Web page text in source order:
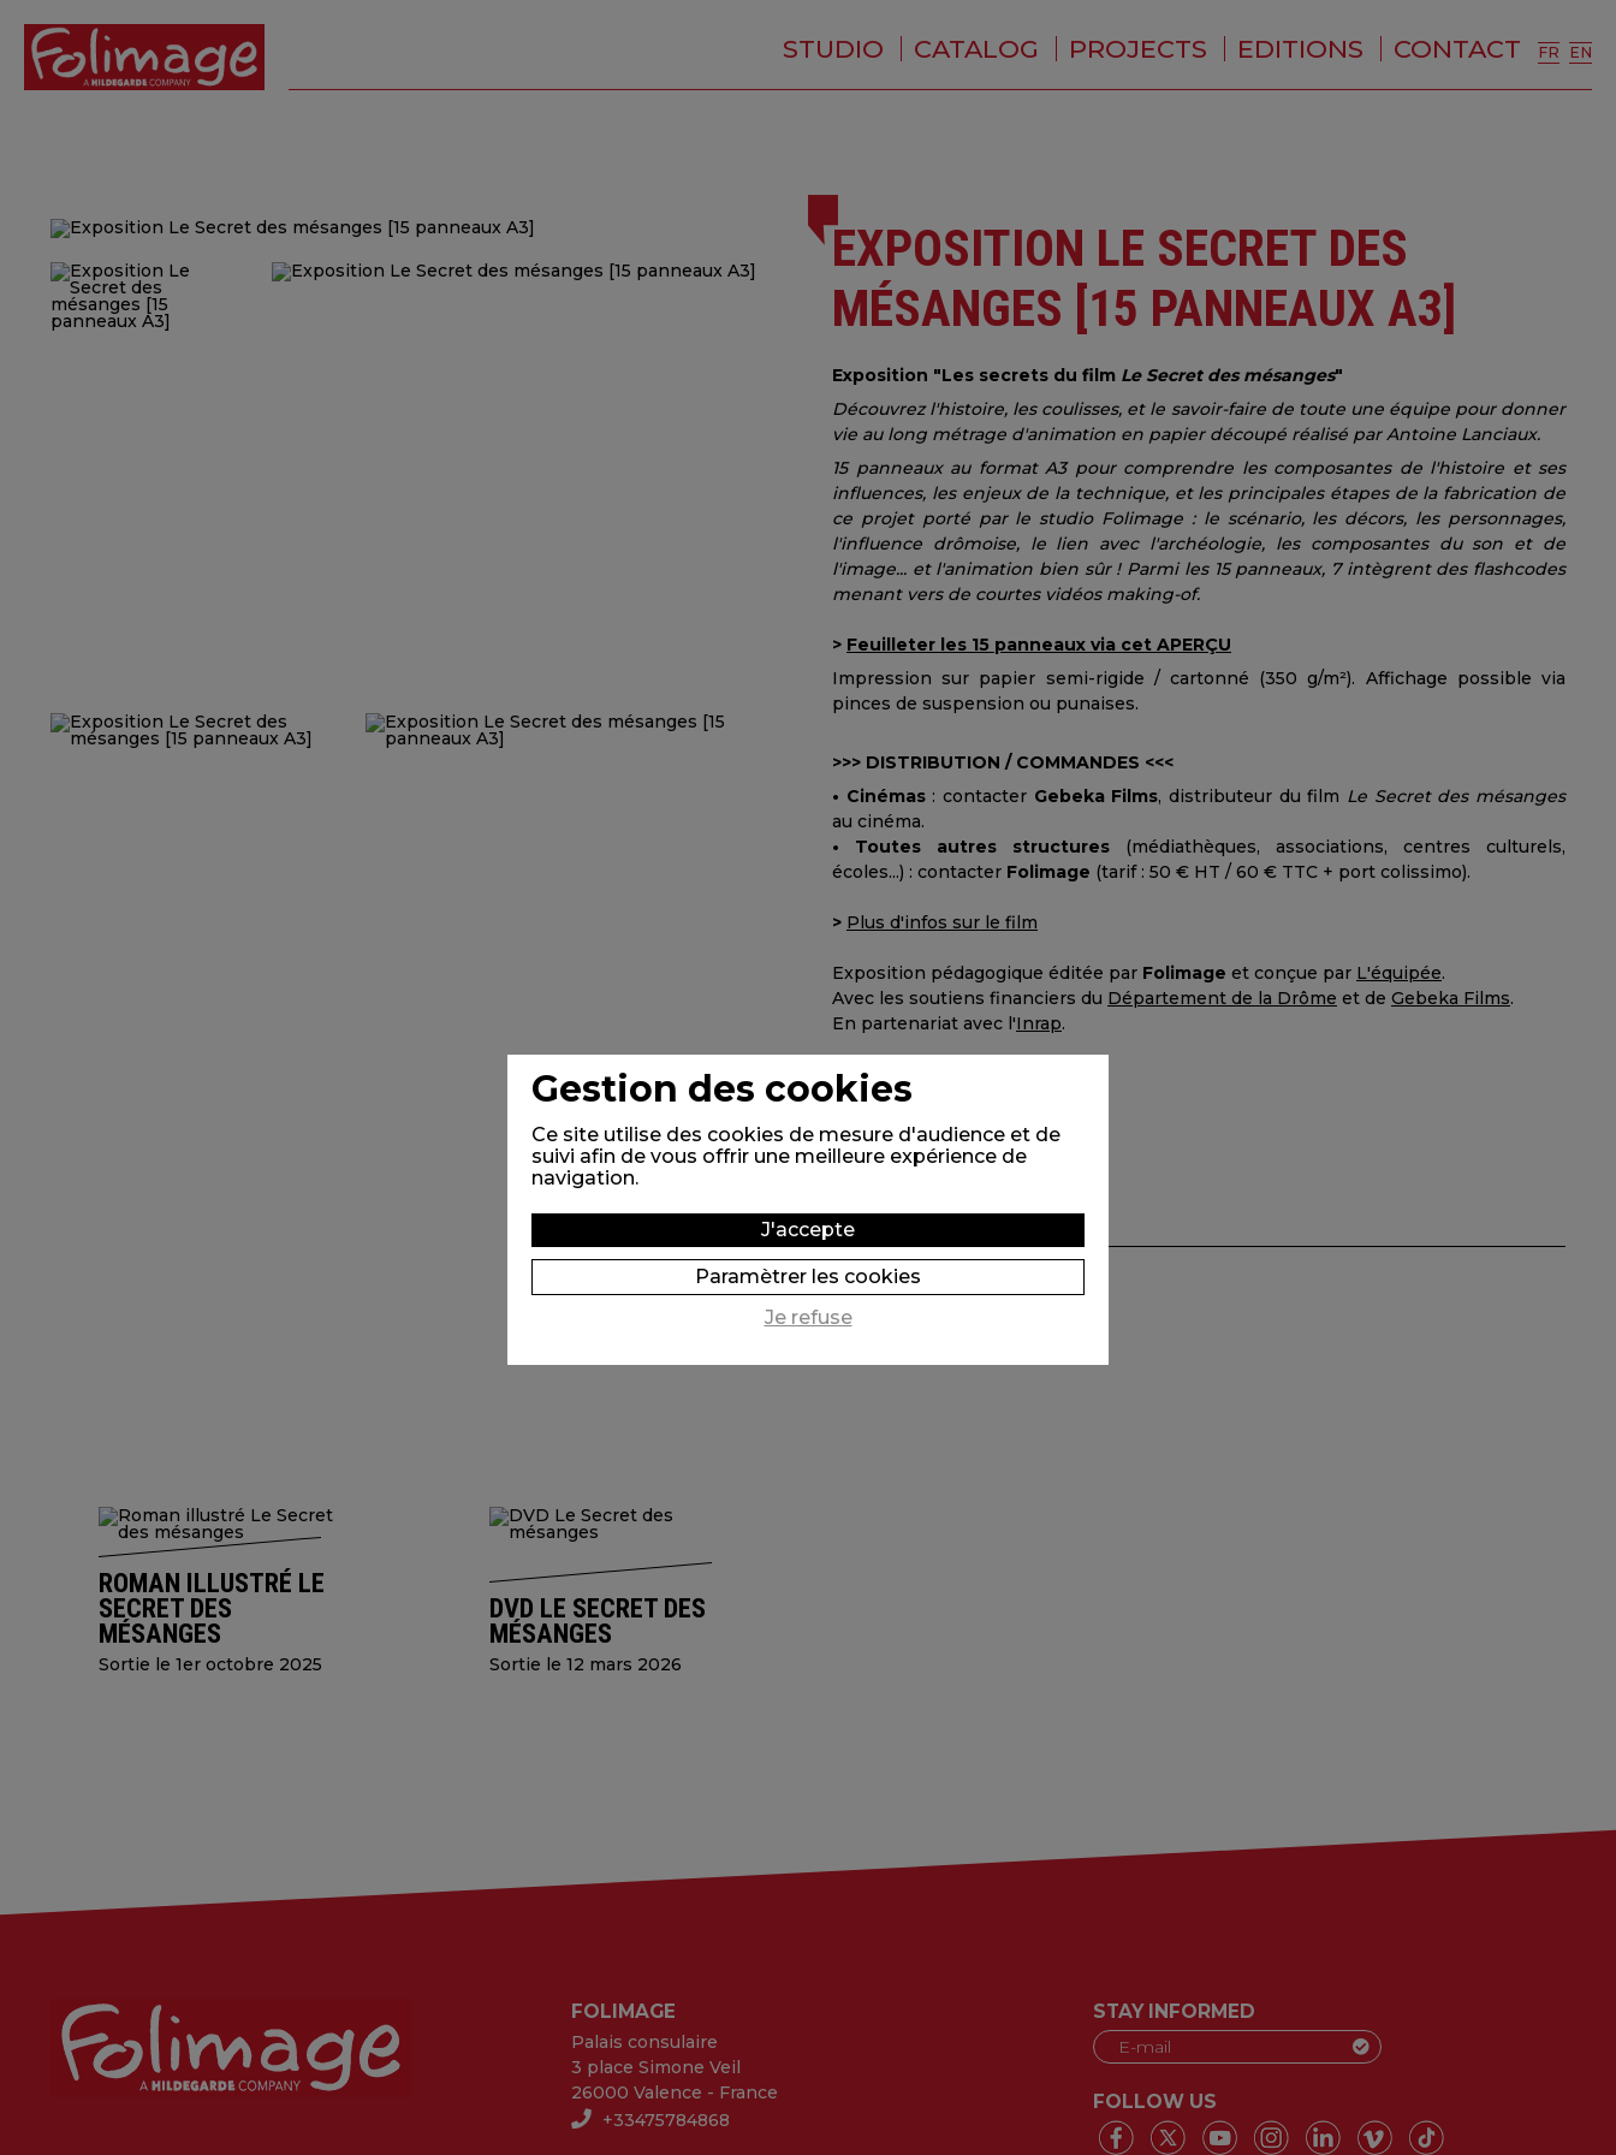
STUDIO
WHO ARE WE ?
CATALOG PROJECTS EDITIONS CONTACT FR EN
EXPOSITION LE SECRET DES
MÉSANGES [15 PANNEAUX A3]
Exposition "Les secrets du film Le Secret des mésanges"
Découvrez l'histoire, les coulisses, et le savoir-faire de toute une équipe pour donner
vie au long métrage d'animation en papier découpé réalisé par Antoine Lanciaux.
15 panneaux au format A3 pour comprendre les composantes de l'histoire et ses
influences, les enjeux de la technique, et les principales étapes de la fabrication de
ce projet porté par le studio Folimage : le scénario, les décors, les personnages,
l'influence drômoise, le lien avec l'archéologie, les composantes du son et de
l'image... et l'animation bien sûr ! Parmi les 15 panneaux, 7 intègrent des flashcodes
menant vers de courtes vidéos making-of.
> Feuilleter les 15 panneaux via cet APERÇU
Impression sur papier semi-rigide / cartonné (350 g/m²). Affichage possible via
pinces de suspension ou punaises.
>>> DISTRIBUTION / COMMANDES <<<
• Cinémas : contacter Gebeka Films, distributeur du film Le Secret des mésanges
au cinéma.
• Toutes autres structures (médiathèques, associations, centres culturels,
écoles...) : contacter Folimage (tarif : 50 € HT / 60 € TTC + port colissimo).
> Plus d'infos sur le film
Exposition pédagogique éditée par Folimage et conçue par L'équipée.
Avec les soutiens financiers du Département de la Drôme et de Gebeka Films.
En partenariat avec l'Inrap.
60,00 €*
POUR COMMANDER
PROFESSIONALS
ROMAN ILLUSTRÉ LE
SECRET DES
MÉSANGES
Sortie le 1er octobre 2025
DVD LE SECRET DES
MÉSANGES
Sortie le 12 mars 2026
FOLIMAGE
Palais consulaire
3 place Simone Veil
26000 Valence - France
+33475784868
STAY INFORMED
FOLLOW US
Gestion des cookies
Ce site utilise des cookies de mesure d'audience et de
suivi afin de vous offrir une meilleure expérience de
navigation.
J'accepte
Paramètrer les cookies
Je refuse